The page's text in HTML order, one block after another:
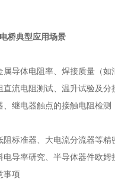
桥典型应用场景
导体电阻率、焊接质量（如
流电阻测试、温升试验及分
继电器触点的接触电阻检测
标准器、大电流分流器等精
导率研究、半导体器件欧姆
事项